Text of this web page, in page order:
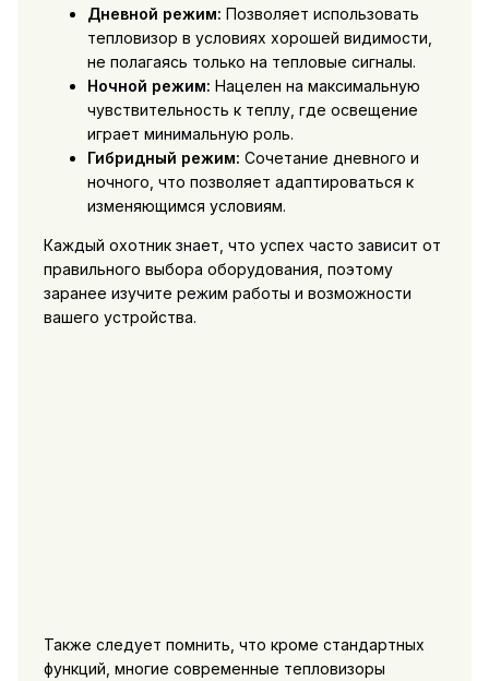
Дневной режим: Позволяет использовать
тепловизор в условиях хорошей видимости,
не полагаясь только на тепловые сигналы.
Ночной режим: Нацелен на максимальную
чувствительность к теплу, где освещение
играет минимальную роль.
Гибридный режим: Сочетание дневного и
ночного, что позволяет адаптироваться к
изменяющимся условиям.
Каждый охотник знает, что успех часто зависит от
правильного выбора оборудования, поэтому
заранее изучите режим работы и возможности
вашего устройства.
Также следует помнить, что кроме стандартных
функций, многие современные тепловизоры